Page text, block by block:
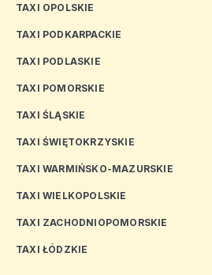
TAXI OPOLSKIE
TAXI PODKARPACKIE
TAXI PODLASKIE
TAXI POMORSKIE
TAXI ŚLĄSKIE
TAXI ŚWIĘTOKRZYSKIE
TAXI WARMIŃSKO-MAZURSKIE
TAXI WIELKOPOLSKIE
TAXI ZACHODNIOPOMORSKIE
TAXI ŁÓDZKIE